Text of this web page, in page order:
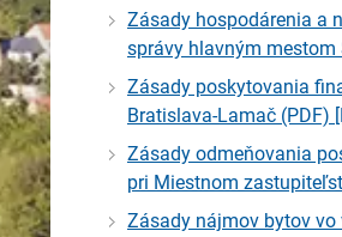
Zásady hospodárenia a
správy hlavným mestom
Zásady poskytovania
Bratislava-Lamač (PDF)
Zásady odmeňovania
pri Miestnom
Zásady nájmov bytov vo